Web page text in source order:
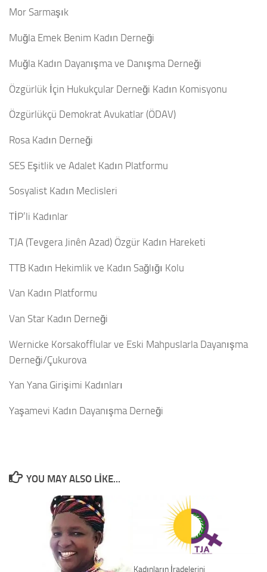
Mor Sarmaşık
Muğla Emek Benim Kadın Derneği
Muğla Kadın Dayanışma ve Danışma Derneği
Özgürlük İçin Hukukçular Derneği Kadın Komisyonu
Özgürlükçü Demokrat Avukatlar (ÖDAV)
Rosa Kadın Derneği
SES Eşitlik ve Adalet Kadın Platformu
Sosyalist Kadın Meclisleri
TİP’li Kadınlar
TJA (Tevgera Jinên Azad) Özgür Kadın Hareketi
TTB Kadın Hekimlik ve Kadın Sağlığı Kolu
Van Kadın Platformu
Van Star Kadın Derneği
Wernicke Korsakofflular ve Eski Mahpuslarla Dayanışma
Derneği/Çukurova
Yan Yana Girişimi Kadınları
Yaşamevi Kadın Dayanışma Derneği
YOU MAY ALSO LIKE...
Kadınların İradelerini